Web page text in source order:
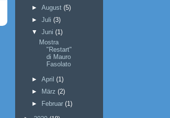
► August (5)
► Juli (3)
▼ Juni (1)
Mostra
"Restart"
di Mauro
Fasolato
► April (1)
►
März (2)
►
Februar (1)